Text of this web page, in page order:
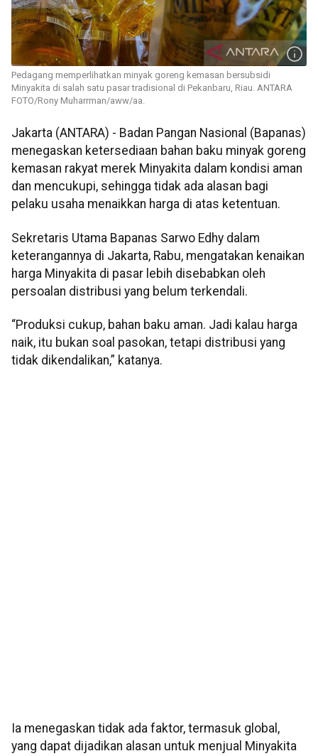
Pedagang memperlihatkan minyak goreng kemasan bersubsidi
Minyakita di salah satu pasar tradisional di Pekanbaru, Riau. ANTARA
FOTO/Rony Muharrman/aww/aa.
Jakarta (ANTARA) - Badan Pangan Nasional (Bapanas)
menegaskan ketersediaan bahan baku minyak goreng
kemasan rakyat merek Minyakita dalam kondisi aman
dan mencukupi, sehingga tidak ada alasan bagi
pelaku usaha menaikkan harga di atas ketentuan.
Sekretaris Utama Bapanas Sarwo Edhy dalam
keterangannya di Jakarta, Rabu, mengatakan kenaikan
harga Minyakita di pasar lebih disebabkan oleh
persoalan distribusi yang belum terkendali.
“Produksi cukup, bahan baku aman. Jadi kalau harga
naik, itu bukan soal pasokan, tetapi distribusi yang
tidak dikendalikan,” katanya.
Ia menegaskan tidak ada faktor, termasuk global,
yang dapat dijadikan alasan untuk menjual Minyakita